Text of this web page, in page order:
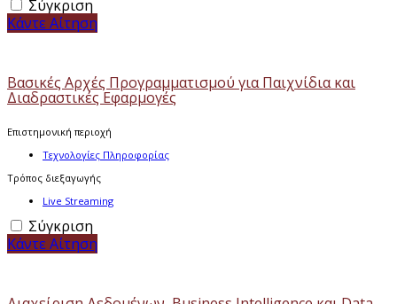
Σύγκριση
Κάντε Αίτηση
Βασικές Αρχές Προγραμματισμού για Παιχνίδια και
Διαδραστικές Εφαρμογές
Επιστημονική περιοχή
Τεχνολογίες Πληροφορίας
Τρόπος διεξαγωγής
Live Streaming
Σύγκριση
Κάντε Αίτηση